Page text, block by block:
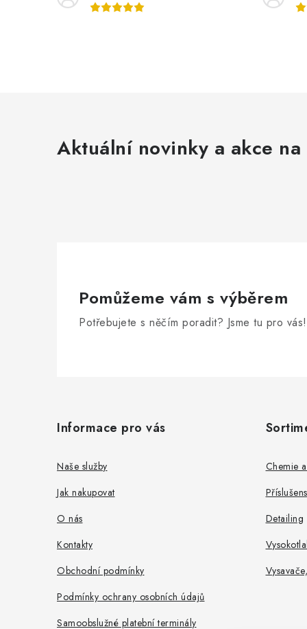
Aktuální novinky a akce na
Pomůžeme vám s výběrem
Potřebujete s něčím poradit? Jsme tu pro vás!
Informace pro vás
Naše služby
Jak nakupovat
O nás
Kontakty
Obchodní podmínky
Podmínky ochrany osobních údajů
Samoobslužné platební terminály
Chemie
Detailing